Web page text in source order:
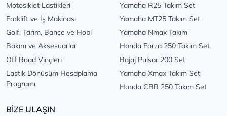
Motosiklet Lastikleri
Forklift ve İş Makinası
Golf, Tarım, Bahçe ve Hobi
Bakım ve Aksesuarlar
Off Road Vinçleri
Lastik Dönüşüm Hesaplama
Programı
Yamaha R25 Takım Set
Yamaha MT25 Takım Set
Yamaha Nmax Takım
Honda Forza 250 Takım Set
Bajaj Pulsar 200 Set
Yamaha Xmax Takım Set
Honda CBR 250 Takım Set
BİZE ULAŞIN